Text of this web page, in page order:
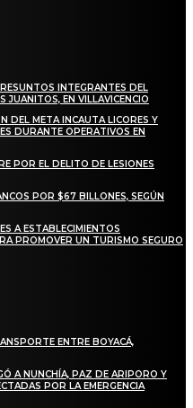
INTEGRANTES DEL
JUANITOS, EN VILLAVICENCIO
DEL META INCAUTA LICORES Y
DURANTE OPERATIVOS EN
POR EL DELITO DE LESIONES
POR $67 BILLONES, SEGÚN
A ESTABLECIMIENTOS
PROMOVER UN TURISMO SEGURO
ENTRE BOYACÁ,
A NUNCHÍA, PAZ DE ARIPORO Y
POR LA EMERGENCIA